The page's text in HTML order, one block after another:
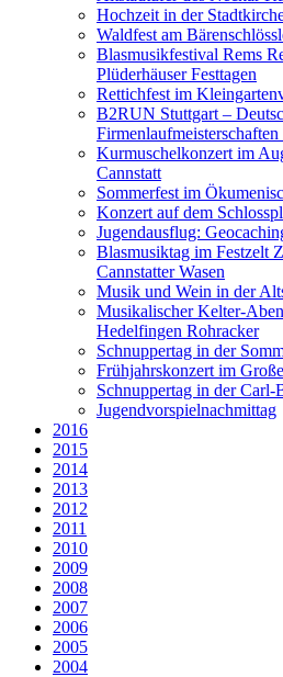
Hochzeit in der
Waldfest am
Blasmusikfestival Rems
Plüderhäuser Festtagen
Rettichfest im
B2RUN Stuttgart –
Firmenlaufmeisterschaften
Kurmuschelkonzert im
Cannstatt
Sommerfest im
Konzert auf dem
Jugendausflug:
Blasmusiktag im Festzelt
Cannstatter Wasen
Musik und Wein in der
Musikalischer Kelter-
Hedelfingen Rohracker
Schnuppertag in der
Frühjahrskonzert im
Schnuppertag in der Carl-
Jugendvorspielnachmittag
2016
2015
2014
2013
2012
2011
2010
2009
2008
2007
2006
2005
2004